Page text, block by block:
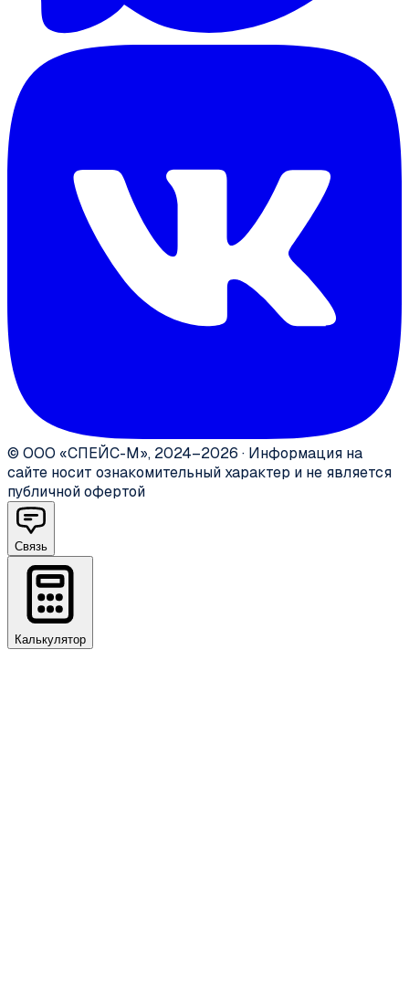
© ООО «СПЕЙС-М», 2024–2026 · Информация на
сайте носит ознакомительный характер и не является
публичной офертой
Связь
Калькулятор